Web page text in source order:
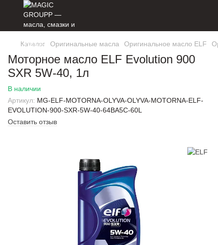
Каталог Оригинальные масла Оригинальное масло ELF
Моторное масло ELF Evolution 900
SXR 5W-40, 1л
В наличии
Артикул: MG-ELF-MOTORNA-OLYVA-OLYVA-MOTORNA-ELF-
EVOLUTION-900-SXR-5W-40-64BA5C-60L
Оставить отзыв